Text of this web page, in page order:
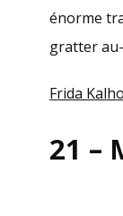
énorme
gratter
Frida
21 –